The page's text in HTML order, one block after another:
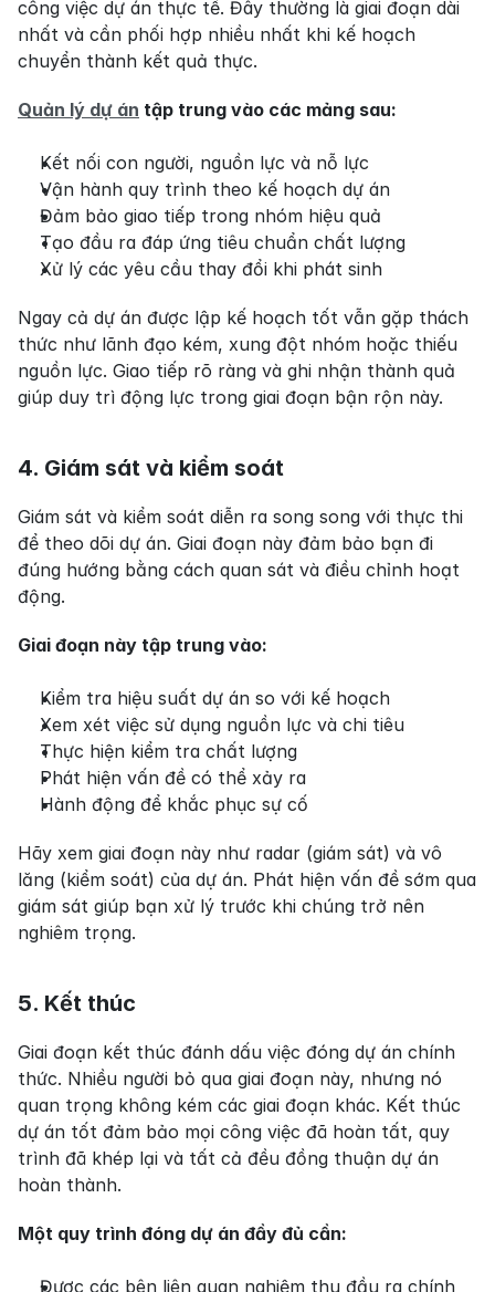
công việc dự án thực tế. Đây thường là giai đoạn dài
nhất và cần phối hợp nhiều nhất khi kế hoạch
chuyển thành kết quả thực.
Quản lý dự án tập trung vào các mảng sau:
Kết nối con người, nguồn lực và nỗ lực
Vận hành quy trình theo kế hoạch dự án
Đảm bảo giao tiếp trong nhóm hiệu quả
Tạo đầu ra đáp ứng tiêu chuẩn chất lượng
Xử lý các yêu cầu thay đổi khi phát sinh
Ngay cả dự án được lập kế hoạch tốt vẫn gặp thách
thức như lãnh đạo kém, xung đột nhóm hoặc thiếu
nguồn lực. Giao tiếp rõ ràng và ghi nhận thành quả
giúp duy trì động lực trong giai đoạn bận rộn này.
4. Giám sát và kiểm soát
Giám sát và kiểm soát diễn ra song song với thực thi
để theo dõi dự án. Giai đoạn này đảm bảo bạn đi
đúng hướng bằng cách quan sát và điều chỉnh hoạt
động.
Giai đoạn này tập trung vào:
Kiểm tra hiệu suất dự án so với kế hoạch
Xem xét việc sử dụng nguồn lực và chi tiêu
Thực hiện kiểm tra chất lượng
Phát hiện vấn đề có thể xảy ra
Hành động để khắc phục sự cố
Hãy xem giai đoạn này như radar (giám sát) và vô
lăng (kiểm soát) của dự án. Phát hiện vấn đề sớm qua
giám sát giúp bạn xử lý trước khi chúng trở nên
nghiêm trọng.
5. Kết thúc
Giai đoạn kết thúc đánh dấu việc đóng dự án chính
thức. Nhiều người bỏ qua giai đoạn này, nhưng nó
quan trọng không kém các giai đoạn khác. Kết thúc
dự án tốt đảm bảo mọi công việc đã hoàn tất, quy
trình đã khép lại và tất cả đều đồng thuận dự án
hoàn thành.
Một quy trình đóng dự án đầy đủ cần:
Được các bên liên quan nghiệm thu đầu ra chính